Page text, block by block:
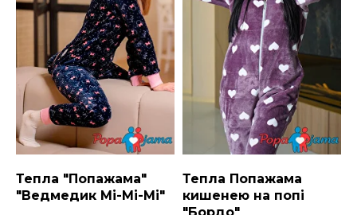
Тепла "Попажама"
"Ведмедик Мі-Мі-Мі"
Тепла Попажама
кишенею на попі